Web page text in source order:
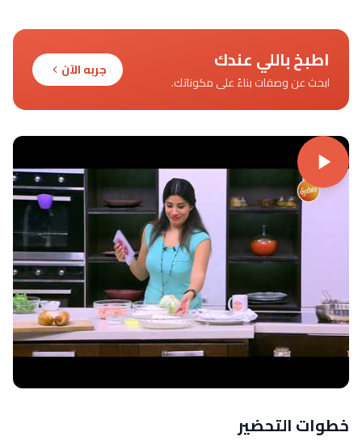
اطبخ باللي عندك
ابحث عن وصفات بناءً على مكوناتك.
جربه الآن
خطوات التحضير